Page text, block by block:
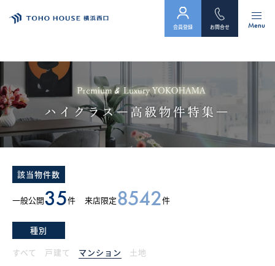
トップ
物件検索
会員フォーム
会社案内
お客様の声
Menu
お問合せ
会員登録
該当物件数
一般公開35件 来店限定8542件
種別
すべて
戸建て マンション 土地